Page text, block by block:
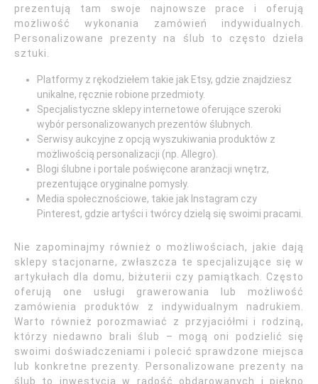
prezentują tam swoje najnowsze prace i oferują
możliwość wykonania zamówień indywidualnych.
Personalizowane prezenty na ślub to często dzieła
sztuki.
Platformy z rękodziełem takie jak Etsy, gdzie znajdziesz
unikalne, ręcznie robione przedmioty.
Specjalistyczne sklepy internetowe oferujące szeroki
wybór personalizowanych prezentów ślubnych.
Serwisy aukcyjne z opcją wyszukiwania produktów z
możliwością personalizacji (np. Allegro).
Blogi ślubne i portale poświęcone aranżacji wnętrz,
prezentujące oryginalne pomysły.
Media społecznościowe, takie jak Instagram czy
Pinterest, gdzie artyści i twórcy dzielą się swoimi pracami.
Nie zapominajmy również o możliwościach, jakie dają
sklepy stacjonarne, zwłaszcza te specjalizujące się w
artykułach dla domu, biżuterii czy pamiątkach. Często
oferują one usługi grawerowania lub możliwość
zamówienia produktów z indywidualnym nadrukiem.
Warto również porozmawiać z przyjaciółmi i rodziną,
którzy niedawno brali ślub – mogą oni podzielić się
swoimi doświadczeniami i polecić sprawdzone miejsca
lub konkretne prezenty. Personalizowane prezenty na
ślub to inwestycja w radość obdarowanych i piękno